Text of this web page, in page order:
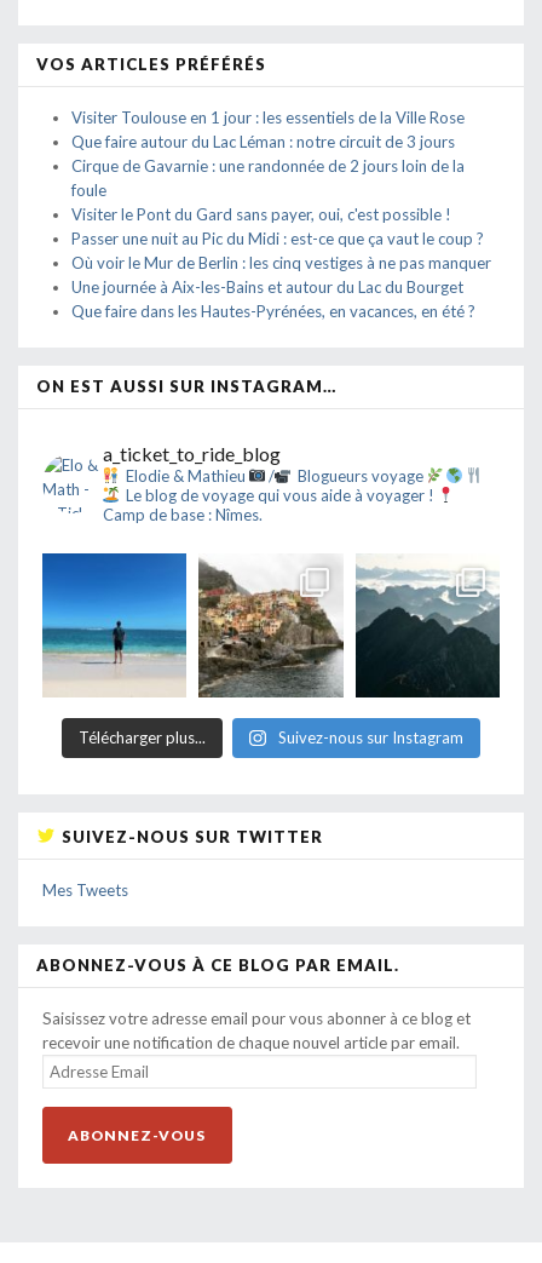
VOS ARTICLES PRÉFÉRÉS
Visiter Toulouse en 1 jour : les essentiels de la Ville Rose
Que faire autour du Lac Léman : notre circuit de 3 jours
Cirque de Gavarnie : une randonnée de 2 jours loin de la
foule
Visiter le Pont du Gard sans payer, oui, c'est possible !
Passer une nuit au Pic du Midi : est-ce que ça vaut le coup ?
Où voir le Mur de Berlin : les cinq vestiges à ne pas manquer
Une journée à Aix-les-Bains et autour du Lac du Bourget
Que faire dans les Hautes-Pyrénées, en vacances, en été ?
ON EST AUSSI SUR INSTAGRAM…
a_ticket_to_ride_blog
Elodie & Mathieu /
Blogueurs voyage
Le blog de voyage qui vous aide à voyager !
Camp de base : Nîmes.
Télécharger plus... Suivez-nous sur Instagram
SUIVEZ-NOUS SUR TWITTER
Mes Tweets
ABONNEZ-VOUS À CE BLOG PAR EMAIL.
Saisissez votre adresse email pour vous abonner à ce blog et
recevoir une notification de chaque nouvel article par email.
ADRESSE
EMAIL
ABONNEZ-VOUS